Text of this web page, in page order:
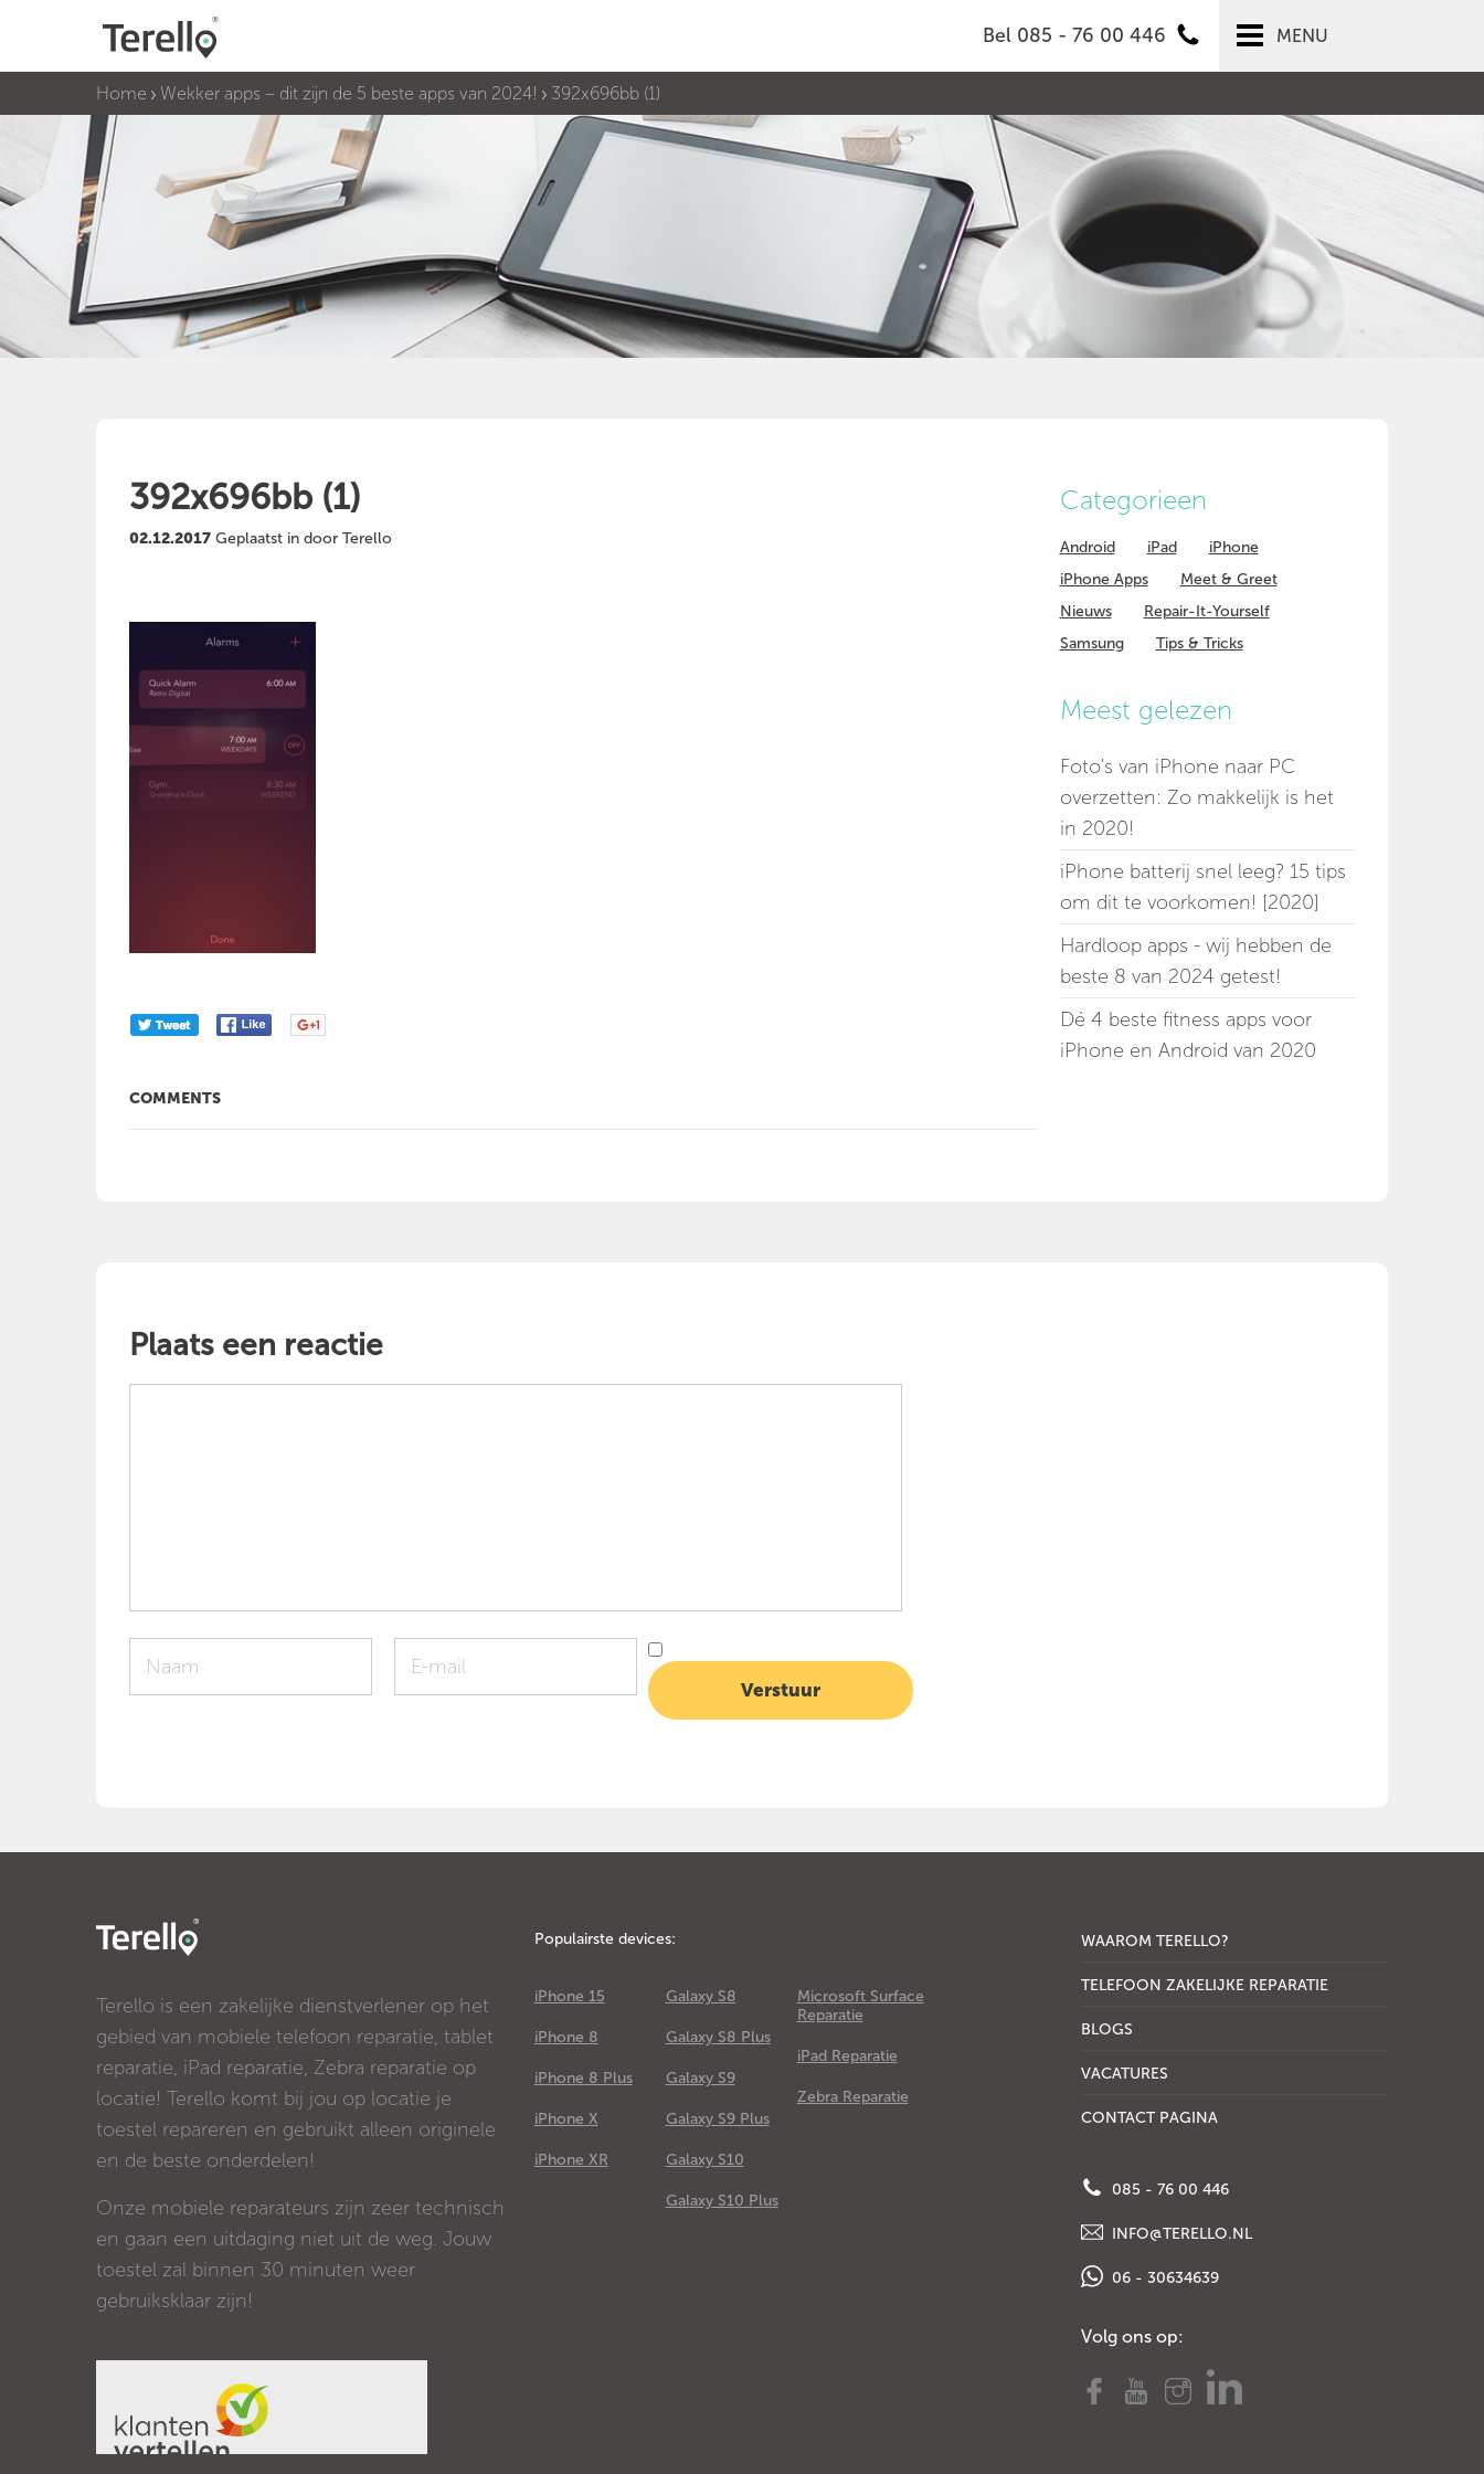
Bel 085 - 76 00 446 MENU
Home Wekker apps – dit zijn de 5 beste apps van 2024! 392x696bb (1)
392x696bb (1)
02.12.2017 Geplaatst in door Terello
COMMENTS
Categorieen
Android iPad
iPhone
iPhone Apps
Meet & Greet
Nieuws
Repair-It-Yourself
Samsung
Tips & Tricks
Meest gelezen
Foto's van iPhone naar PC
overzetten: Zo makkelijk is het
in 2020!
iPhone batterij snel leeg? 15 tips
om dit te voorkomen! [2020]
Hardloop apps - wij hebben de
beste 8 van 2024 getest!
Dé 4 beste fitness apps voor
iPhone en Android van 2020
Plaats een reactie
Terello is een zakelijke dienstverlener op het
gebied van mobiele telefoon reparatie, tablet
reparatie, iPad reparatie, Zebra reparatie op
locatie! Terello komt bij jou op locatie je
toestel repareren en gebruikt alleen originele
en de beste onderdelen!
Onze mobiele reparateurs zijn zeer technisch
en gaan een uitdaging niet uit de weg. Jouw
toestel zal binnen 30 minuten weer
gebruiksklaar zijn!
Populairste devices:
iPhone 15
iPhone 8
iPhone 8 Plus
iPhone X
iPhone XR
Galaxy S8
Galaxy S8 Plus
Galaxy S9
Galaxy S9 Plus
Galaxy S10
Galaxy S10 Plus
Microsoft Surface
Reparatie
iPad Reparatie
Zebra Reparatie
WAAROM TERELLO?
TELEFOON ZAKELIJKE REPARATIE
BLOGS
VACATURES
CONTACT PAGINA
085 - 76 00 446
INFO@TERELLO.NL
06 - 30634639
Volg ons op: